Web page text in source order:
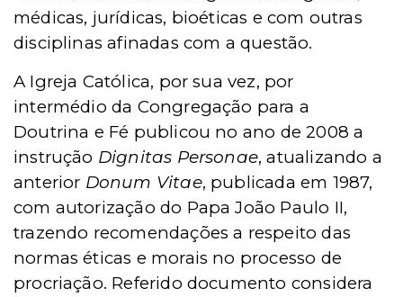
médicas, jurídicas, bioéticas e com outras
disciplinas afinadas com a questão.
A Igreja Católica, por sua vez, por
intermédio da Congregação para a
Doutrina e Fé publicou no ano de 2008 a
instrução Dignitas Personae, atualizando a
anterior Donum Vitae, publicada em 1987,
com autorização do Papa João Paulo II,
trazendo recomendações a respeito das
normas éticas e morais no processo de
procriação. Referido documento considera